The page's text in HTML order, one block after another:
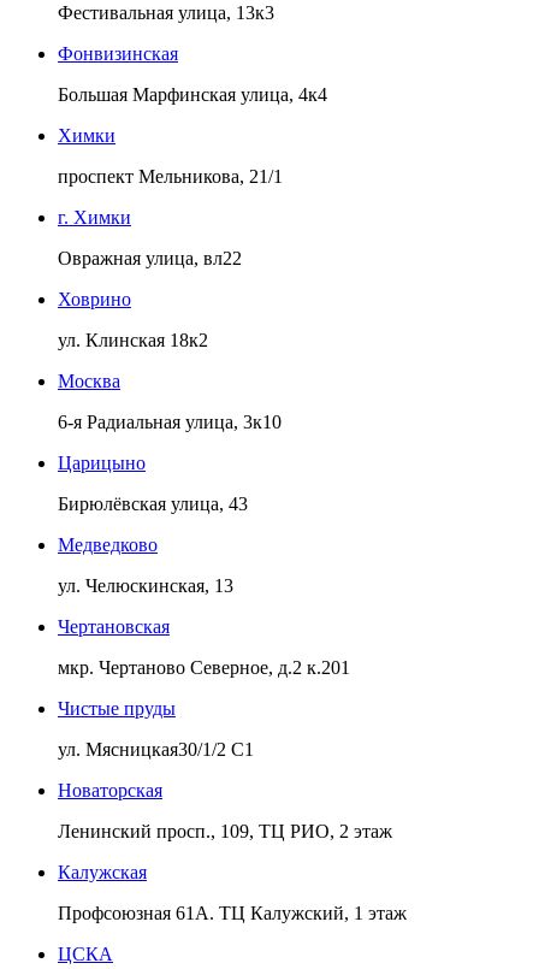
Фестивальная улица, 13к3
Фонвизинская
Большая Марфинская улица, 4к4
Химки
проспект Мельникова, 21/1
г. Химки
Овражная улица, вл22
Ховрино
ул. Клинская 18к2
Москва
6-я Радиальная улица, 3к10
Царицыно
Бирюлёвская улица, 43
Медведково
ул. Челюскинская, 13
Чертановская
мкр. Чертаново Северное, д.2 к.201
Чистые пруды
ул. Мясницкая30/1/2 С1
Новаторская
Ленинский просп., 109, ТЦ РИО, 2 этаж
Калужская
Профсоюзная 61А. ТЦ Калужский, 1 этаж
ЦСКА